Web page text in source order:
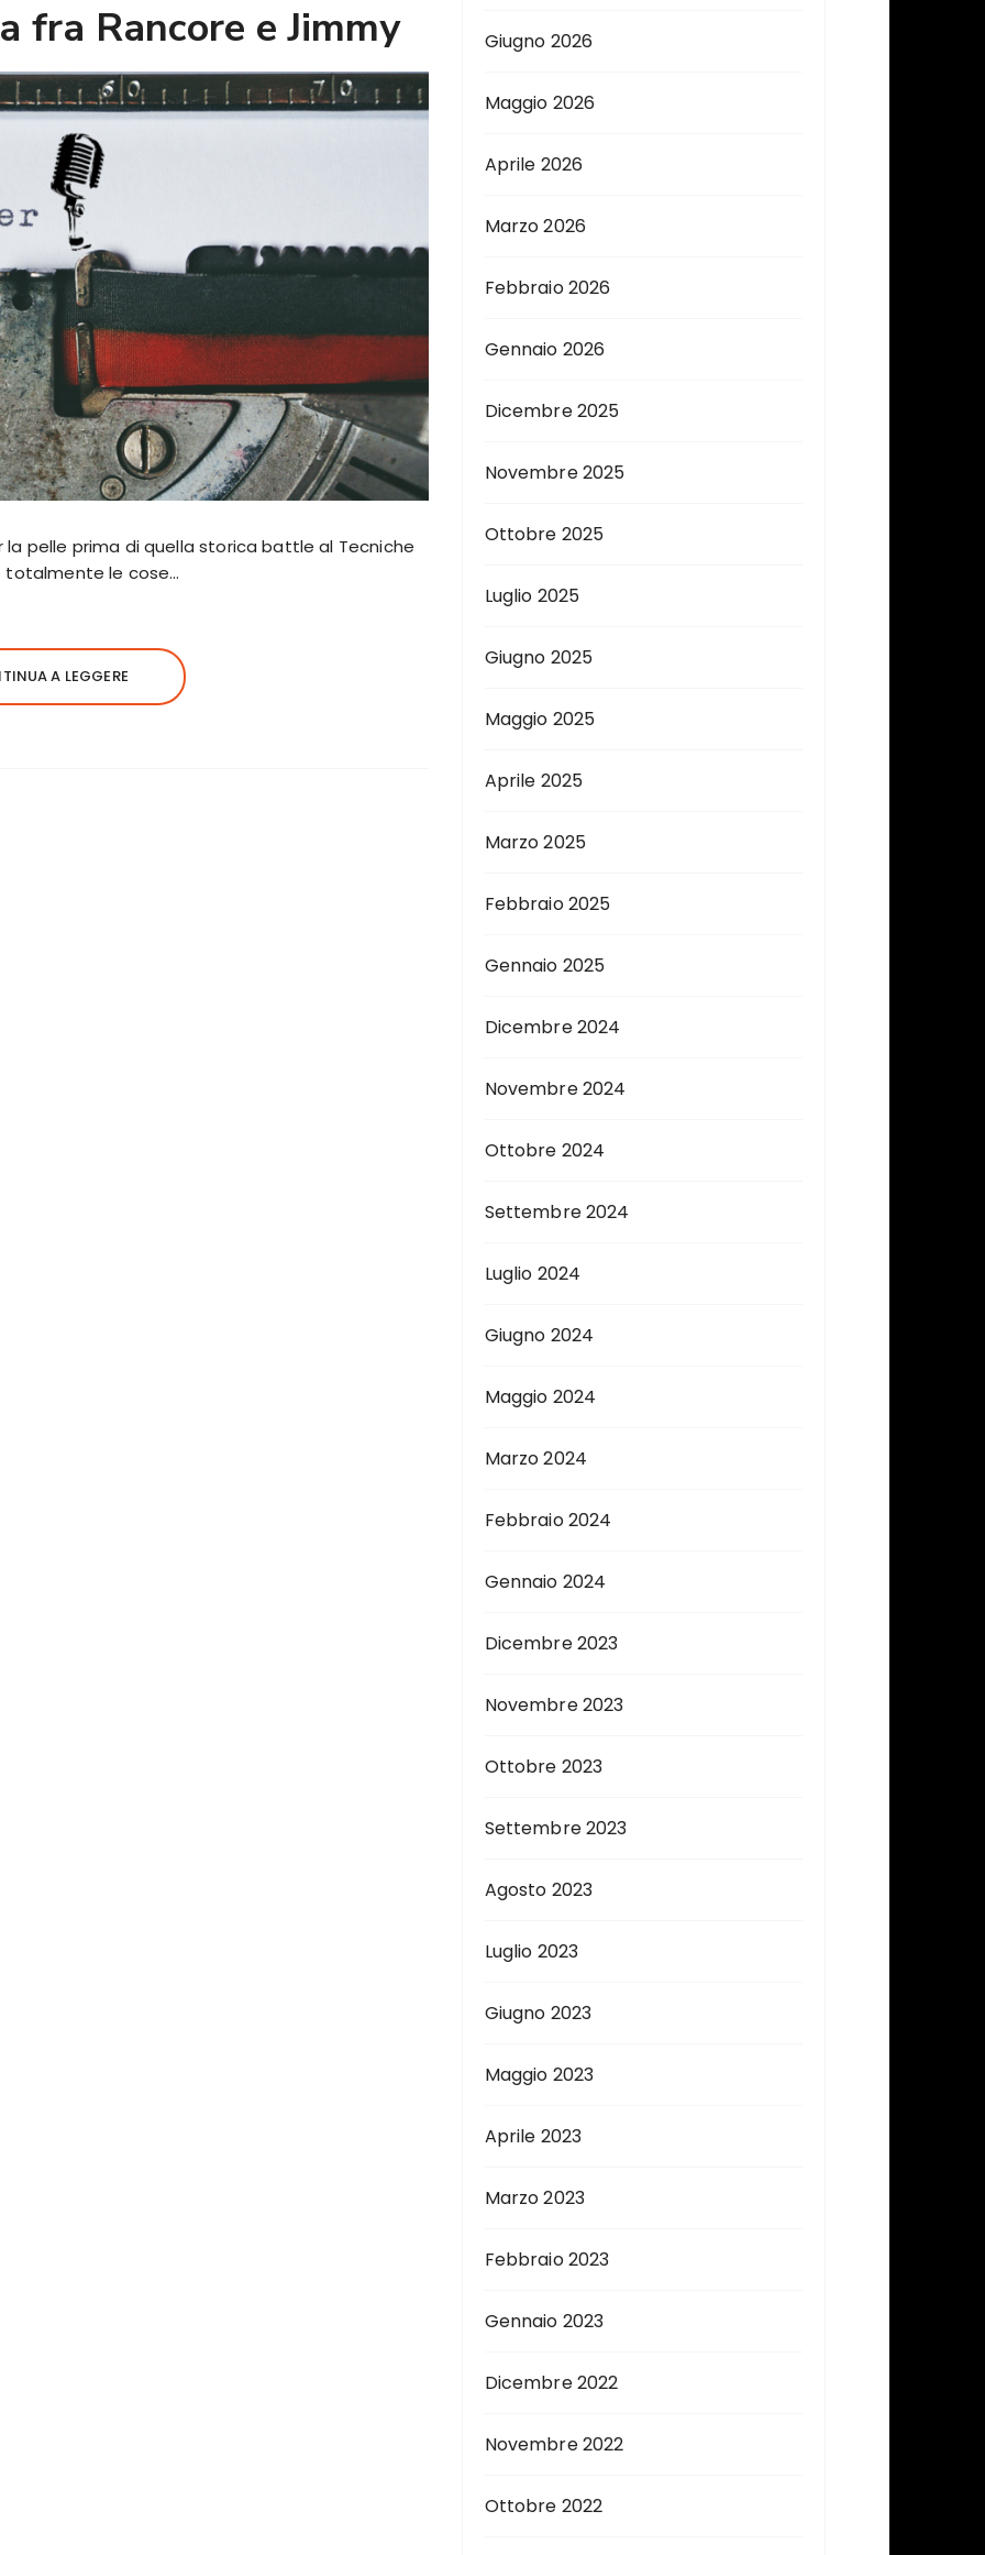
fra Rancore e Jimmy
pelle prima di quella storica battle al Tecniche
totalmente le cose…
A LEGGERE
Giugno 2026
Maggio 2026
Aprile 2026
Marzo 2026
Febbraio 2026
Gennaio 2026
Dicembre 2025
Novembre 2025
Ottobre 2025
Luglio 2025
Giugno 2025
Maggio 2025
Aprile 2025
Marzo 2025
Febbraio 2025
Gennaio 2025
Dicembre 2024
Novembre 2024
Ottobre 2024
Settembre 2024
Luglio 2024
Giugno 2024
Maggio 2024
Marzo 2024
Febbraio 2024
Gennaio 2024
Dicembre 2023
Novembre 2023
Ottobre 2023
Settembre 2023
Agosto 2023
Luglio 2023
Giugno 2023
Maggio 2023
Aprile 2023
Marzo 2023
Febbraio 2023
Gennaio 2023
Dicembre 2022
Novembre 2022
Ottobre 2022